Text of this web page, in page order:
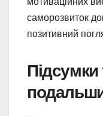
саморозвиток
позитивний